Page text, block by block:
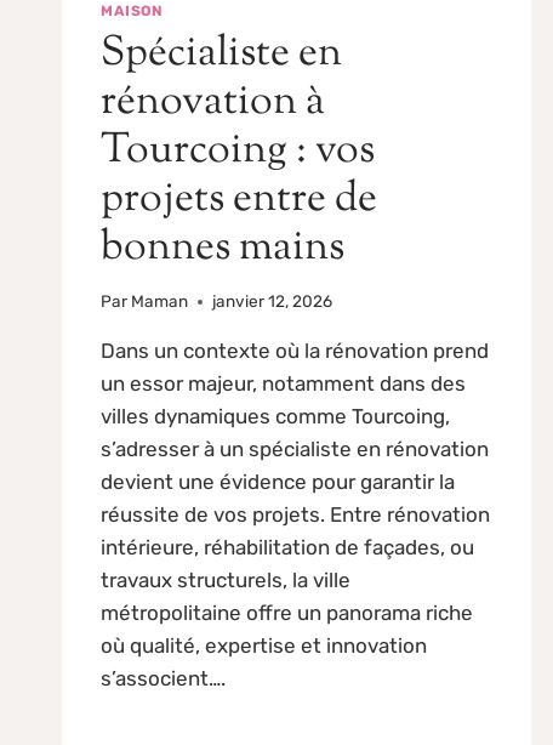
MAISON
Spécialiste en
rénovation à
Tourcoing : vos
projets entre de
bonnes mains
Par Maman janvier 12, 2026
Dans un contexte où la rénovation prend
un essor majeur, notamment dans des
villes dynamiques comme Tourcoing,
s’adresser à un spécialiste en rénovation
devient une évidence pour garantir la
réussite de vos projets. Entre rénovation
intérieure, réhabilitation de façades, ou
travaux structurels, la ville
métropolitaine offre un panorama riche
où qualité, expertise et innovation
s’associent….